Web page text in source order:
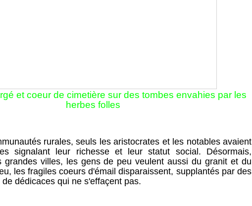
et coeur de cimetière sur des tombes envahies par les
herbes folles
rurales, seuls les aristocrates et les notables avaient
signalant leur richesse et leur statut social. Désormais,
grandes villes, les gens de peu veulent aussi du granit et du
les fragiles coeurs d'émail disparaissent, supplantés par des
dédicaces qui ne s'effaçent pas.